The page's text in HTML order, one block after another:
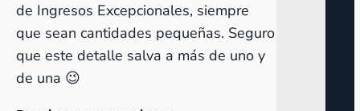
de Ingresos Excepcionales, siempre
que sean cantidades pequeñas. Seguro
que este detalle salva a más de uno y
de una 😉